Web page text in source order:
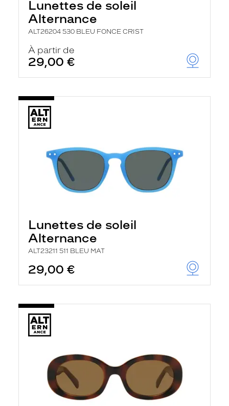
Lunettes de soleil
Alternance
ALT26204 530 BLEU FONCE CRIST
À partir de
29,00 €
Lunettes de soleil
Alternance
ALT23211 511 BLEU MAT
29,00 €